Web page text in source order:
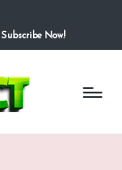
Subscribe Now!